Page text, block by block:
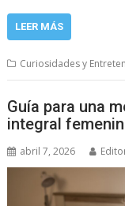
LEER MÁS
Curiosidades y
Guía para una
integral
abril 7, 2026